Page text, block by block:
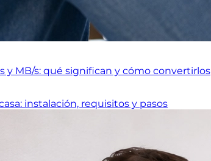
y MB/s: qué significan y cómo convertirlos
instalación, requisitos y pasos